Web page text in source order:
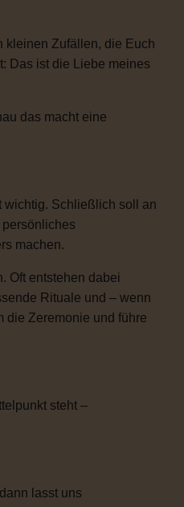
kleinen Zufällen, die Euch
Das ist die Liebe meines
das macht eine
wichtig. Schließlich soll an
machen.
Oft entstehen dabei
Rituale und – wenn
die Zeremonie und führe
steht –
lasst uns